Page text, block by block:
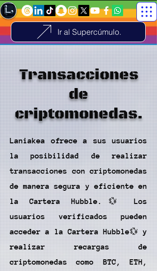
Ir al Supercúmulo.
Transacciones
de
criptomonedas.
Laniakea ofrece a sus usuarios
la posibilidad de realizar
transacciones con criptomonedas
de manera segura y eficiente en
la Cartera Hubble.💱 Los
usuarios verificados pueden
acceder a la Cartera Hubble💱 y
realizar recargas de
criptomonedas como BTC, ETH,